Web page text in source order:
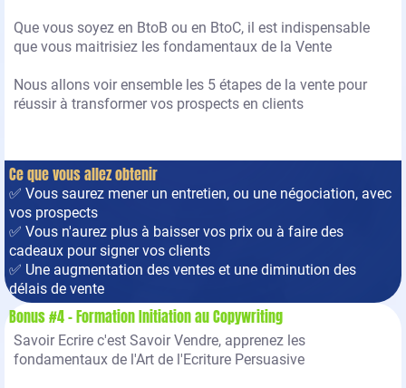
Que vous soyez en BtoB ou en BtoC, il est indispensable
que vous maitrisiez les fondamentaux de la Vente
Nous allons voir ensemble les 5 étapes de la vente pour
réussir à transformer vos prospects en clients
Ce que vous allez obtenir
✅ Vous saurez mener un entretien, ou une négociation, avec
vos prospects
✅ Vous n'aurez plus à baisser vos prix ou à faire des
cadeaux pour signer vos clients
✅ Une augmentation des ventes et une diminution des
délais de vente
Bonus #4 - Formation Initiation au Copywriting
Savoir Ecrire c'est Savoir Vendre, apprenez les
fondamentaux de l'Art de l'Ecriture Persuasive